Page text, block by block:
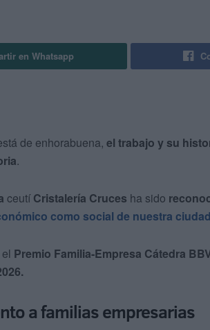
en Whatsapp
de enhorabuena, el trabajo y su
.
ceutí Cristalería Cruces ha sido
como social de nuestra ciudad
Premio Familia-Empresa Cátedra
a familias empresarias